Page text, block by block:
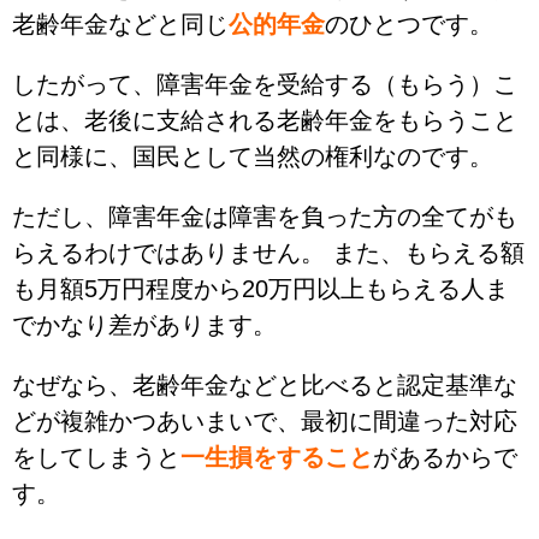
老齢年金などと同じ公的年金のひとつです。
したがって、障害年金を受給する（もらう）こ
とは、老後に支給される老齢年金をもらうこと
と同様に、国民として当然の権利なのです。
ただし、障害年金は障害を負った方の全てがも
らえるわけではありません。 また、もらえる額
も月額5万円程度から20万円以上もらえる人ま
でかなり差があります。
なぜなら、老齢年金などと比べると認定基準な
どが複雑かつあいまいで、最初に間違った対応
をしてしまうと一生損をすることがあるからで
す。